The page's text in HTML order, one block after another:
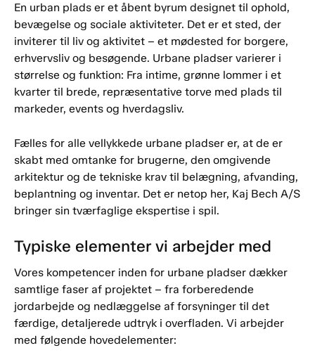
En urban plads er et åbent byrum designet til ophold,
bevægelse og sociale aktiviteter. Det er et sted, der
inviterer til liv og aktivitet – et mødested for borgere,
erhvervsliv og besøgende. Urbane pladser varierer i
størrelse og funktion: Fra intime, grønne lommer i et
kvarter til brede, repræsentative torve med plads til
markeder, events og hverdagsliv.
Fælles for alle vellykkede urbane pladser er, at de er
skabt med omtanke for brugerne, den omgivende
arkitektur og de tekniske krav til belægning, afvanding,
beplantning og inventar. Det er netop her, Kaj Bech A/S
bringer sin tværfaglige ekspertise i spil.
Typiske elementer vi arbejder med
Vores kompetencer inden for urbane pladser dækker
samtlige faser af projektet – fra forberedende
jordarbejde og nedlæggelse af forsyninger til det
færdige, detaljerede udtryk i overfladen. Vi arbejder
med følgende hovedelementer: